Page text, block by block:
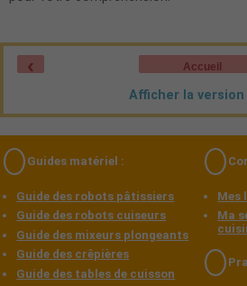
‹ Accueil
Afficher la version
Guides matériel :
Guide des robots pâtissiers
Guide des robots cuiseurs
Guide des mixeurs plongeants
Guide des crêpières
Guide des tables de cuisson
Mes
Ma